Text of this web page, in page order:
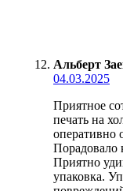
Альберт
04.03.2025
Приятное
печать на
оперативно
Порадовало
Приятно
упаковка.